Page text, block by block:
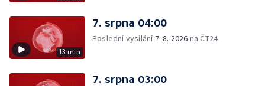
13 min
7. srpna 04:00
Poslední vysílání 7. 8. 2026 na ČT24
7. srpna 03:00